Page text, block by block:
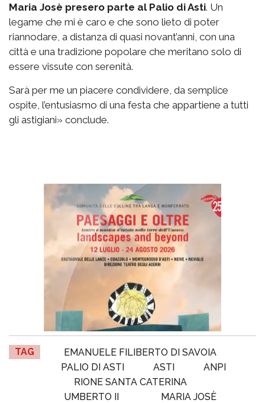
Maria Josè presero parte al Palio di Asti. Un
legame che mi è caro e che sono lieto di poter
riannodare, a distanza di quasi novant’anni, con una
città e una tradizione popolare che meritano solo di
essere vissute con serenità.
Sarà per me un piacere condividere, da semplice
ospite, l’entusiasmo di una festa che appartiene a tutti
gli astigiani» conclude.
TAG
EMANUELE FILIBERTO DI SAVOIA
PALIO DI ASTI
ASTI
ANPI
RIONE SANTA CATERINA
UMBERTO II
MARIA JOSÈ